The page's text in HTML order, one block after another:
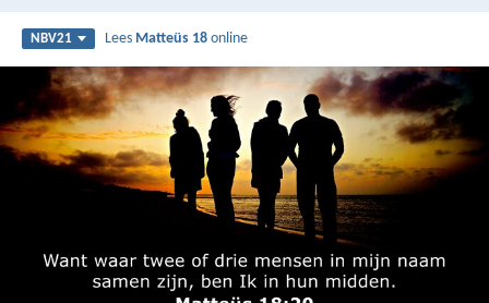
NBV21 Lees Matteüs 18 online